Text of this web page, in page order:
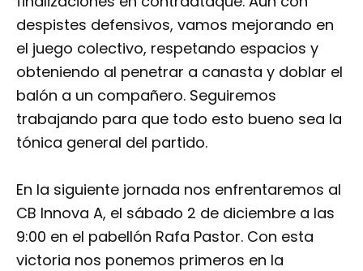
despistes defensivos, vamos mejorando en
el juego colectivo, respetando espacios y
obteniendo al penetrar a canasta y doblar el
balón a un compañero. Seguiremos
trabajando para que todo esto bueno sea la
tónica general del partido.
En la siguiente jornada nos enfrentaremos al
CB Innova A, el sábado 2 de diciembre a las
9:00 en el pabellón Rafa Pastor. Con esta
victoria nos ponemos primeros en la